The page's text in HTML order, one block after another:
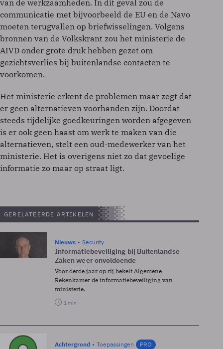
van de werkzaamheden. In dit geval zou de
communicatie met bijvoorbeeld de EU en de Navo
moeten terugvallen op briefwisselingen. Volgens
bronnen van de Volkskrant zou het ministerie de
AIVD onder grote druk hebben gezet om
gezichtsverlies bij buitenlandse contacten te
voorkomen.
Het ministerie erkent de problemen maar zegt dat
er geen alternatieven voorhanden zijn. Doordat
steeds tijdelijke goedkeuringen worden afgegeven
is er ook geen haast om werk te maken van die
alternatieven, stelt een oud-medewerker van het
ministerie. Het is overigens niet zo dat gevoelige
informatie zo maar op straat ligt.
GERELATEERDE ARTIKELEN
Nieuws Security
Informatiebeveiliging bij Buitenlandse
Zaken weer onvoldoende
Voor derde jaar op rij hekelt Algemene
Rekenkamer de informatiebeveiliging van
ministerie.
1 min
Achtergrond Toepassingen PRO